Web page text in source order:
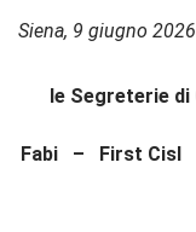
Siena, 9 giugno 2026
le Segreterie di
Fabi – First Cisl